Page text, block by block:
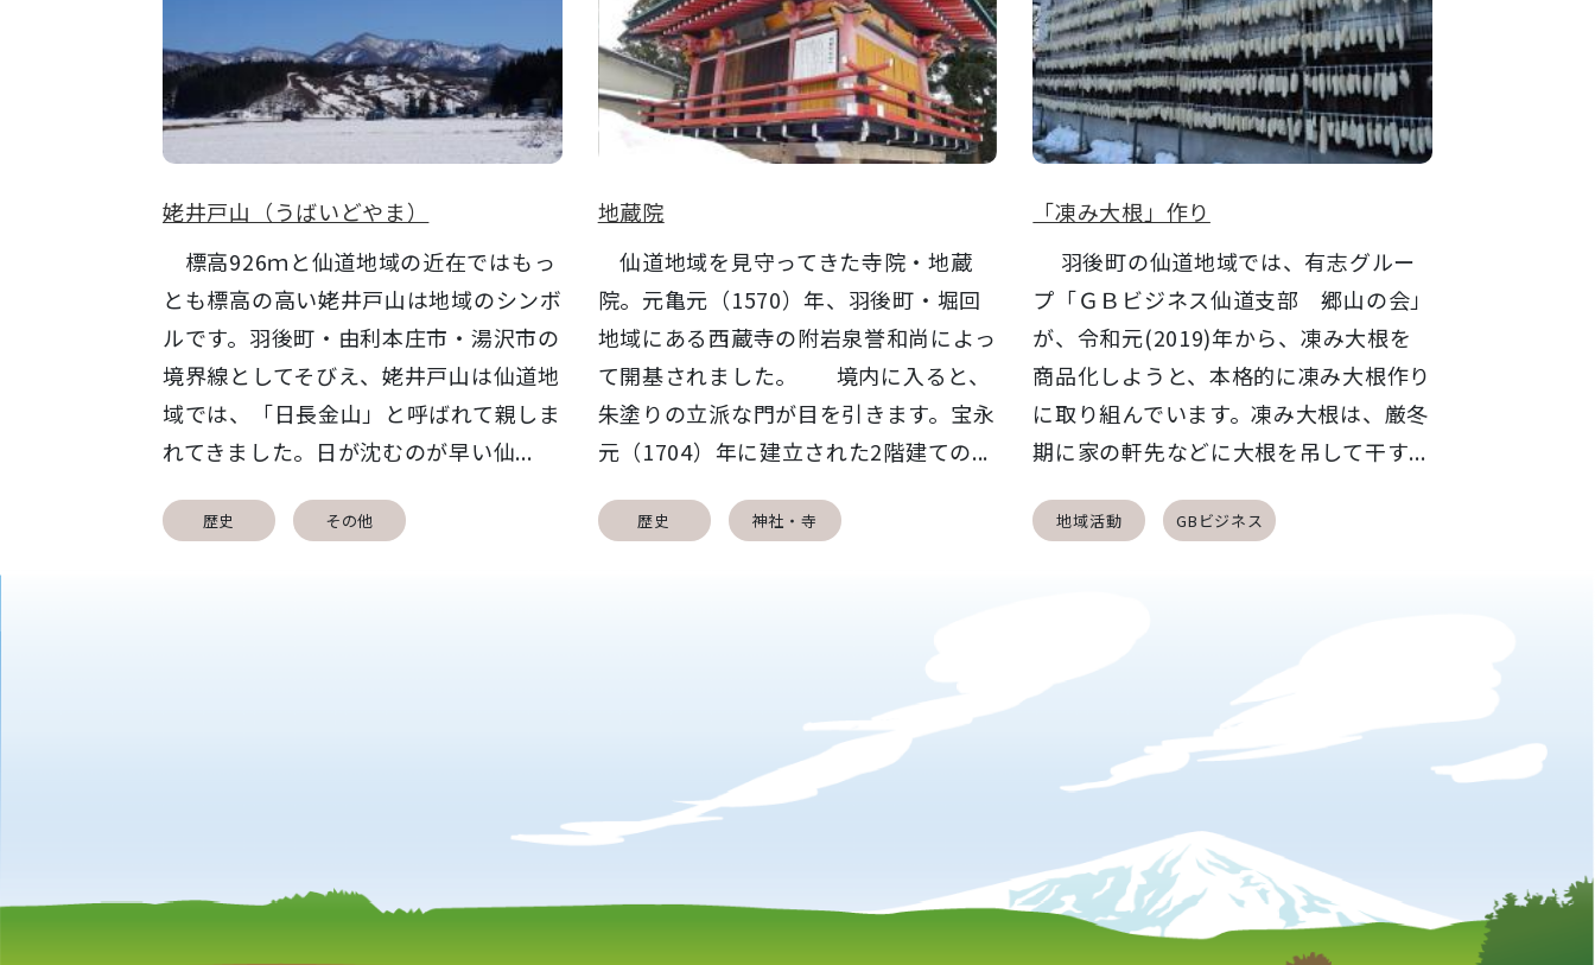
姥井戸山（うばいどやま）
標高926ｍと仙道地域の近在ではもっ
とも標高の高い姥井戸山は地域のシンボ
ルです。羽後町・由利本庄市・湯沢市の
境界線としてそびえ、姥井戸山は仙道地
域では、「日長金山」と呼ばれて親しま
れてきました。日が沈むのが早い仙...
歴史 その他
地蔵院
仙道地域を見守ってきた寺院・地蔵
院。元亀元（1570）年、羽後町・堀回
地域にある西蔵寺の附岩泉誉和尚によっ
て開基されました。 境内に入ると、
朱塗りの立派な門が目を引きます。宝永
元（1704）年に建立された2階建ての...
歴史 神社・寺
「凍み大根」作り
羽後町の仙道地域では、有志グルー
プ「ＧＢビジネス仙道支部 郷山の会」
が、令和元(2019)年から、凍み大根を
商品化しようと、本格的に凍み大根作り
に取り組んでいます。凍み大根は、厳冬
期に家の軒先などに大根を吊して干す...
地域活動 GBビジネス